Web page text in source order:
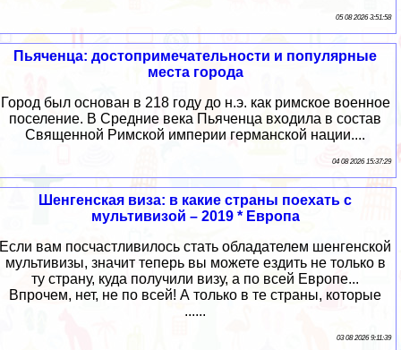
05 08 2026 3:51:58
Пьяченца: достопримечательности и популярные
места города
Город был основан в 218 году до н.э. как римское военное
поселение. В Средние века Пьяченца входила в состав
Священной Римской империи германской нации....
04 08 2026 15:37:29
Шенгенская виза: в какие страны поехать с
мультивизой – 2019 * Европа
Если вам посчастливилось стать обладателем шенгенской
мультивизы, значит теперь вы можете ездить не только в
ту страну, куда получили визу, а по всей Европе...
Впрочем, нет, не по всей! А только в те страны, которые
......
03 08 2026 9:11:39